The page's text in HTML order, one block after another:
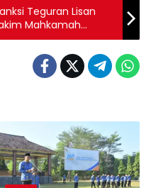
Teguran Lisan
Mahkamah
Langgar Kode Etik